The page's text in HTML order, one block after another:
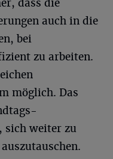
dass die
auch in die
bei
zu arbeiten.
möglich. Das
sich weiter zu